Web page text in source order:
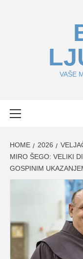
VAŠE
HOME 2026
MIRO ŠEGO: VELIKI
GOSPINIM